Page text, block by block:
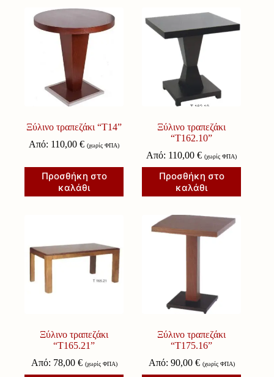
Ξύλινο τραπεζάκι “Τ14”
Από: 110,00€ (χωρίς ΦΠΑ)
Προσθήκη στο
καλάθι
Ξύλινο τραπεζάκι
“Τ162.10”
Από: 110,00€ (χωρίς ΦΠΑ)
Προσθήκη στο
καλάθι
Ξύλινο τραπεζάκι
“Τ165.21”
Από: 78,00 € (χωρίς ΦΠΑ)
Ξύλινο τραπεζάκι
“Τ175.16”
Από: 90,00 € (χωρίς ΦΠΑ)